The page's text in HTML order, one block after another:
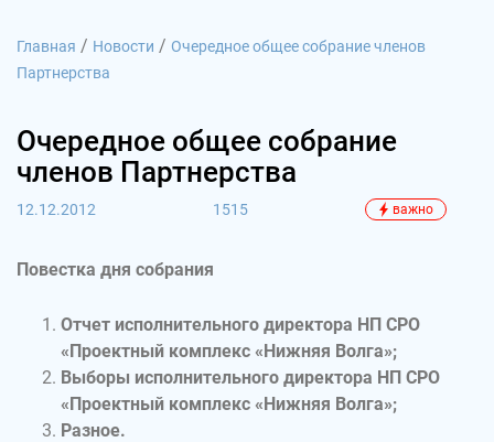
Главная / Новости / Очередное общее собрание членов
Партнерства
Очередное общее собрание
членов Партнерства
12.12.2012 1515 важно
Повестка дня собрания
Отчет исполнительного директора НП СРО
«Проектный комплекс «Нижняя Волга»;
Выборы исполнительного директора НП СРО
«Проектный комплекс «Нижняя Волга»;
Разное.